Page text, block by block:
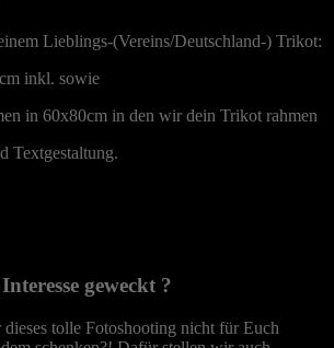
Lieblings-(Vereins/Deutschland-) Trikot:
inkl. sowie
in 60x80cm in den wir dein Trikot rahmen
Textgestaltung.
geweckt ?
tolle Fotoshooting nicht für Euch